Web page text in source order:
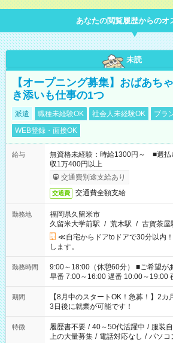
あなたの閲覧履歴からのオ
未読
【オープニング募集】おばあち
き添いも仕事の1つ
派遣 職種未経験OK 社会人未経験OK
ブラ
WEB登録・面接OK
給与
無資格未経験：時給1300円～ ■週
収1万400円以上
交通費別途支給あり
交通費 交通費全額支給
勤務地
福岡県久留米市
久留米大学前駅 / 荒木駅 / 古賀茶屋
≪自宅からドアtoドアで30分以内
します。
勤務時間
9:00～18:00（休憩60分） ■ご希望があれば下記シフトもOK！
早番 7:00～16:00 遅番 10:00～19:00 夜勤
と休みを合わせたい」 「余裕を持っ
「できれば残業はしたくない」 など
ね。 ※Wワーク希望の方へ 今ご覧のお仕事で希望する勤務時間
と、もう1つのお仕事の勤務時間。
合は応募できません。
期間
【8月中のスタートOK！急募！】2
3日後に就業が可能です！
特徴 履歴書不要 / 40～50代活躍中 / 服装
上の大量募集 / 電話対応なし / パソコ